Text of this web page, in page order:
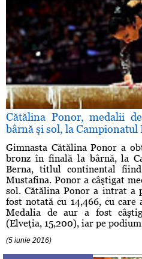
Cătălina Ponor, medalii
bârnă şi sol, la Campionatul
Gimnasta Cătălina Ponor a
bronz în finală la bârnă, la
Berna, titlul continental
Mustafina. Ponor a câştigat
sol. Cătălina Ponor a intrat a
fost notată cu 14,466, cu
Medalia de aur a fost
(Elveţia, 15,200), iar pe podium
(5 iunie 2016)